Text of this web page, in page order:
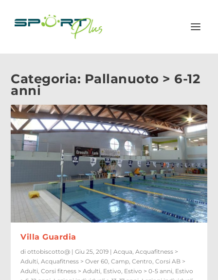
Categoria: Pallanuoto > 6-12
anni
Villa Guardia
diottobiscotto@ |Giu 25, 2019 |Acqua ,Acquafitness >
Adulti ,Acquafitness > Over 60 ,Camp ,Centro ,Corsi AB >
Adulti ,Corsi fitness > Adulti Estivo Estivo > 0-5 anni Estivo